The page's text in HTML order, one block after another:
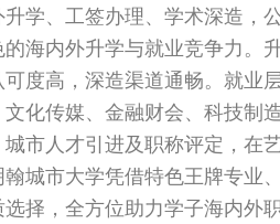
学、工签办理、学术深造，
海内外升学与就业竞争力。
度高，深造渠道通畅。就业
化传媒、金融财会、科技制
市人才引进及职称评定，在
城市大学凭借特色王牌专业
择，全方位助力学子海内外